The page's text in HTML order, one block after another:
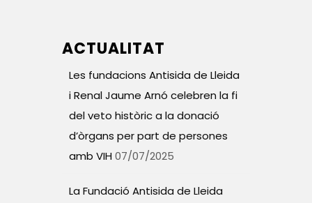
ACTUALITAT
Les fundacions Antisida de Lleida
i Renal Jaume Arnó celebren la fi
del veto històric a la donació
d’òrgans per part de persones
amb VIH 07/07/2025
La Fundació Antisida de Lleida